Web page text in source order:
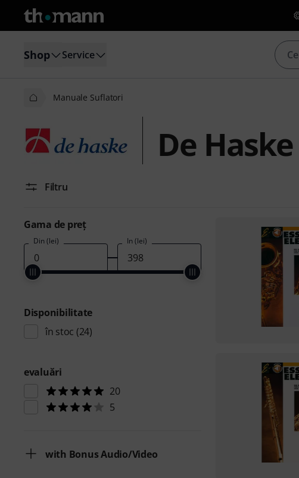
Shop Service
Manuale Suflatori
De
Filtru
Gama de preţ
Din (lei) În (lei)
Disponibilitate
în stoc (24)
evaluări
20
5
with Bonus Audio/Video